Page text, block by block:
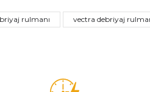
rulmanı vectra debriyaj